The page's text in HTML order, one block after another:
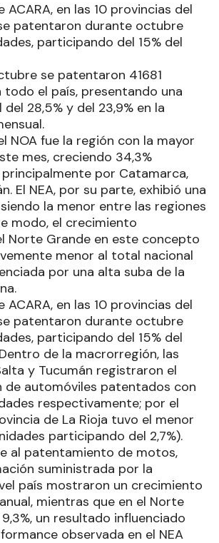
ACARA, en las 10 provincias del
patentaron durante octubre
participando del 15% del
se patentaron 41681
todo el país, presentando una
28,5% y del 23,9% en la
NOA fue la región con la mayor
mes, creciendo 34,3%
por Catamarca,
El NEA, por su parte, exhibió una
siendo la menor entre las regiones
modo, el crecimiento
Norte Grande en este concepto
menor al total nacional
por una alta suba de la
ACARA, en las 10 provincias del
patentaron durante octubre
participando del 15% del
de la macrorregión, las
y Tucumán registraron el
de automóviles patentados con
respectivamente; por el
de La Rioja tuvo el menor
participando del 2,7%).
al patentamiento de motos,
suministrada por la
país mostraron un crecimiento
mientras que en el Norte
un resultado influenciado
observada en el NEA